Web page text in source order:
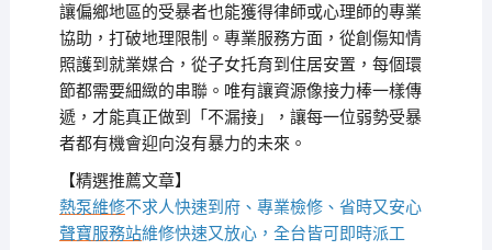
讓偏鄉地區的受暴者也能獲得律師或心理師的專業
協助，打破地理限制。專業服務方面，從創傷知情
照護到就業媒合，從子女托育到住居安置，每個環
節都需要細緻的串聯。唯有讓資源像接力棒一樣傳
遞，才能真正做到「不漏接」，讓每一位弱勢受暴
者都有機會迎向沒有暴力的未來。
【精選推薦文章】
熱泵維修不求人快速到府、專業檢修、省時又安心
聲寶服務站維修快速又放心，全台皆可即時派工